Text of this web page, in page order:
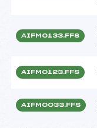
AIFM0133.FFS
AIFM0123.FFS
AIFM0033.FFS